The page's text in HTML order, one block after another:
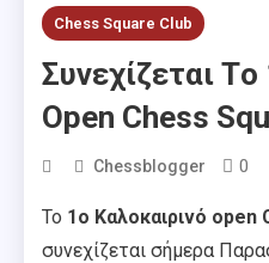
Chess Square Club
Συνεχίζεται
Open Chess
Chessblogger 0
Το 1o Καλοκαιρινό open
συνεχίζεται σήμερα